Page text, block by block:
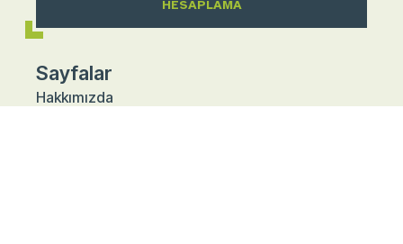
HESAPLAMA
Sayfalar
Hakkımızda